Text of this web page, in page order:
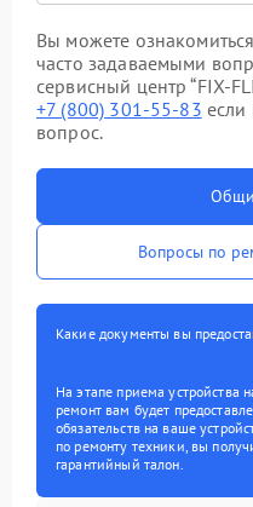
Вы можете
часто задаваемыми
сервисный центр “FIX-
+7 (800) 301-55-83 если
вопрос.
Вопросы по
Какие документы вы
На этапе приема устройства
ремонт вам будет
обязательств на ваше
по ремонту техники, вы
гарантийный талон.